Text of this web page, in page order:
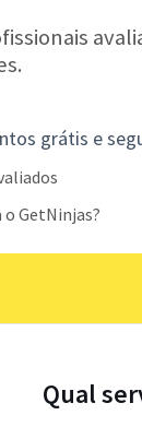
grátis e
GetNinjas?
Qual